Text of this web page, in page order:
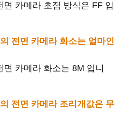
카메라 초점 방식은 FF 입
전면 카메라 화소는 얼마인
카메라 화소는 8M 입니
전면 카메라 조리개값은 무